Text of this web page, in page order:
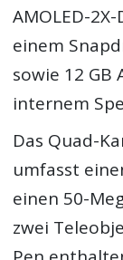
AMOLED-
einem
sowie 12 GB
internem
Das Quad-
umfasst
einen 50-
zwei